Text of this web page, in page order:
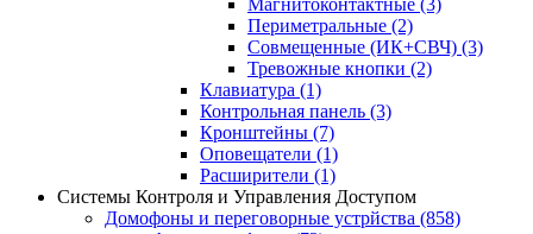
Магнитоконтактные (3)
Периметральные (2)
Совмещенные (ИК+СВЧ) (3)
Тревожные кнопки (2)
Клавиатура (1)
Контрольная панель (3)
Кронштейны (7)
Оповещатели (1)
Расширители (1)
Системы Контроля и Управления Доступом
Домофоны и переговорные устрйства (858)